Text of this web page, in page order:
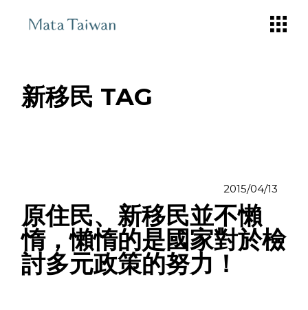
新移民 TAG
2015/04/13
原住民、新移民並不懶
惰，懶惰的是國家對於檢
討多元政策的努力！